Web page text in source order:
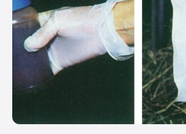
オンラインのスポンサー出展ブー
記事一覧へ